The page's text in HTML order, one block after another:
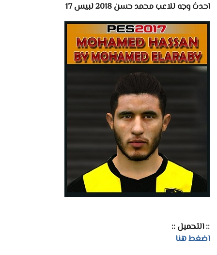
احدث وجه للاعب محمد حسن 2018 لبيس 17
:: التحميل ::
اضغط هنا